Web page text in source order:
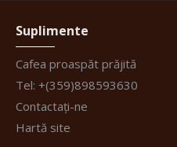
Suplimente
Cafea proaspăt prăjită
Tel: +(359)898593630
Contactați-ne
Hartă site